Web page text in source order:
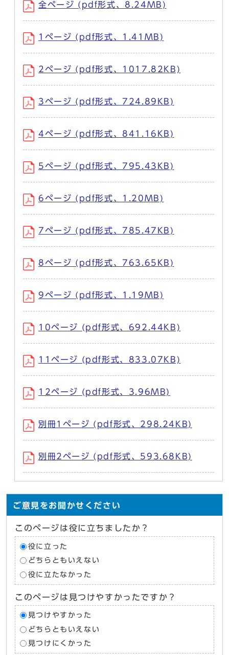
全ページ (pdf形式、8.24MB)
1ページ (pdf形式、1.41MB)
2ページ (pdf形式、1017.82KB)
3ページ (pdf形式、724.89KB)
4ページ (pdf形式、841.16KB)
5ページ (pdf形式、795.43KB)
6ページ (pdf形式、1.20MB)
7ページ (pdf形式、785.47KB)
8ページ (pdf形式、763.65KB)
9ページ (pdf形式、1.19MB)
10ページ (pdf形式、692.44KB)
11ページ (pdf形式、833.07KB)
12ページ (pdf形式、3.96MB)
別冊1ページ (pdf形式、298.24KB)
別冊2ページ (pdf形式、593.68KB)
ご意見をお聞かせください
このページは役に立ちましたか？
役に立った
どちらともいえない
役に立たなかった
このページは見つけやすかったですか？
見つけやすかった
どちらともいえない
見つけにくかった